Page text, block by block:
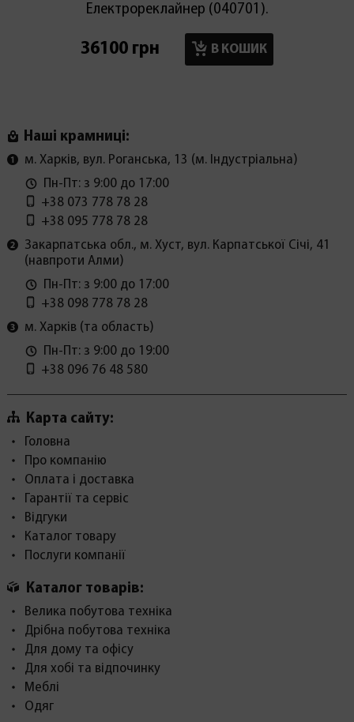
Електрореклайнер (040701).
36100 грн В КОШИК
Наші крамниці:
м. Харків, вул. Роганська, 13 (м. Індустріальна)
Пн-Пт: з 9:00 до 17:00
+38 073 778 78 28
+38 095 778 78 28
Закарпатська обл., м. Хуст, вул. Карпатської Січі, 41
(навпроти Алми)
Пн-Пт: з 9:00 до 17:00
+38 098 778 78 28
м. Харків (та область)
Пн-Пт: з 9:00 до 19:00
+38 096 76 48 580
Карта сайту:
Головна
Про компанію
Оплата і доставка
Гарантії та сервіс
Відгуки
Каталог товару
Послуги компанії
Каталог товарів:
Велика побутова техніка
Дрібна побутова техніка
Для дому та офісу
Для хобі та відпочинку
Меблі
Одяг